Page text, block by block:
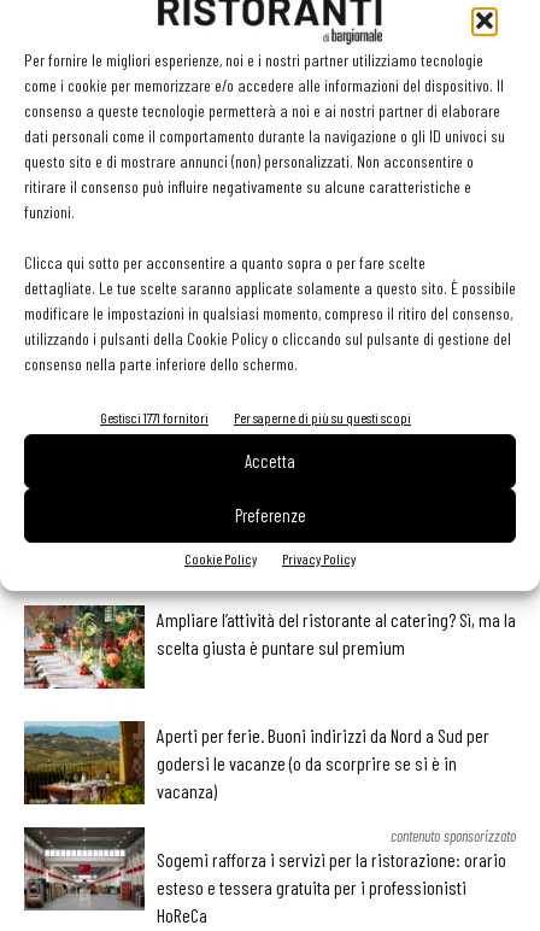
Per fornire le migliori esperienze, noi e i nostri partner utilizziamo tecnologie
come i cookie per memorizzare e/o accedere alle informazioni del dispositivo. Il
consenso a queste tecnologie permetterà a noi e ai nostri partner di elaborare
dati personali come il comportamento durante la navigazione o gli ID univoci su
questo sito e di mostrare annunci (non) personalizzati. Non acconsentire o
ritirare il consenso può influire negativamente su alcune caratteristiche e
funzioni.
Clicca qui sotto per acconsentire a quanto sopra o per fare scelte
dettagliate. Le tue scelte saranno applicate solamente a questo sito. È possibile
modificare le impostazioni in qualsiasi momento, compreso il ritiro del consenso,
utilizzando i pulsanti della Cookie Policy o cliccando sul pulsante di gestione del
consenso nella parte inferiore dello schermo.
Gestisci 1771 fornitori Per saperne di più su questi scopi
Accetta
Preferenze
Cookie Policy Privacy Policy
Ingresso a I Magnifici Vini + Seduzioni Di Gola: Per un giorno: €
25,00 - Per due giorni: € 40,00
Ingresso a Congresso Alta Cucina: scaricare il modulo sul sito
www.gustoinscena.it
Facebook Twitter
Ampliare l’attività del ristorante al catering? Sì, ma la
scelta giusta è puntare sul premium
Aperti per ferie. Buoni indirizzi da Nord a Sud per
godersi le vacanze (o da scorprire se si è in
vacanza)
contenuto sponsorizzato
Sogemi rafforza i servizi per la ristorazione: orario
esteso e tessera gratuita per i professionisti
HoReCa